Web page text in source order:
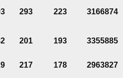
293 223 3166874
201 193 3355885
217 178 2963827